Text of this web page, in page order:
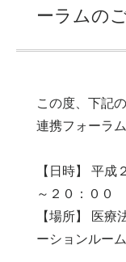
ーラムの
この度、下記
連携フォーラ
【日時】 平成
～２０：００
【場所】 医療
ーションルーム